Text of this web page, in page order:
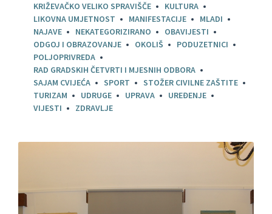
KRIŽEVAČKO VELIKO SPRAVIŠČE
KULTURA
LIKOVNA UMJETNOST
MANIFESTACIJE
MLADI
NAJAVE
NEKATEGORIZIRANO
OBAVIJESTI
ODGOJ I OBRAZOVANJE
OKOLIŠ
PODUZETNICI
POLJOPRIVREDA
RAD GRADSKIH ČETVRTI I MJESNIH ODBORA
SAJAM CVIJEĆA
SPORT
STOŽER CIVILNE ZAŠTITE
TURIZAM
UDRUGE UPRAVA
UREĐENJE
VIJESTI
ZDRAVLJE
Pročitajte